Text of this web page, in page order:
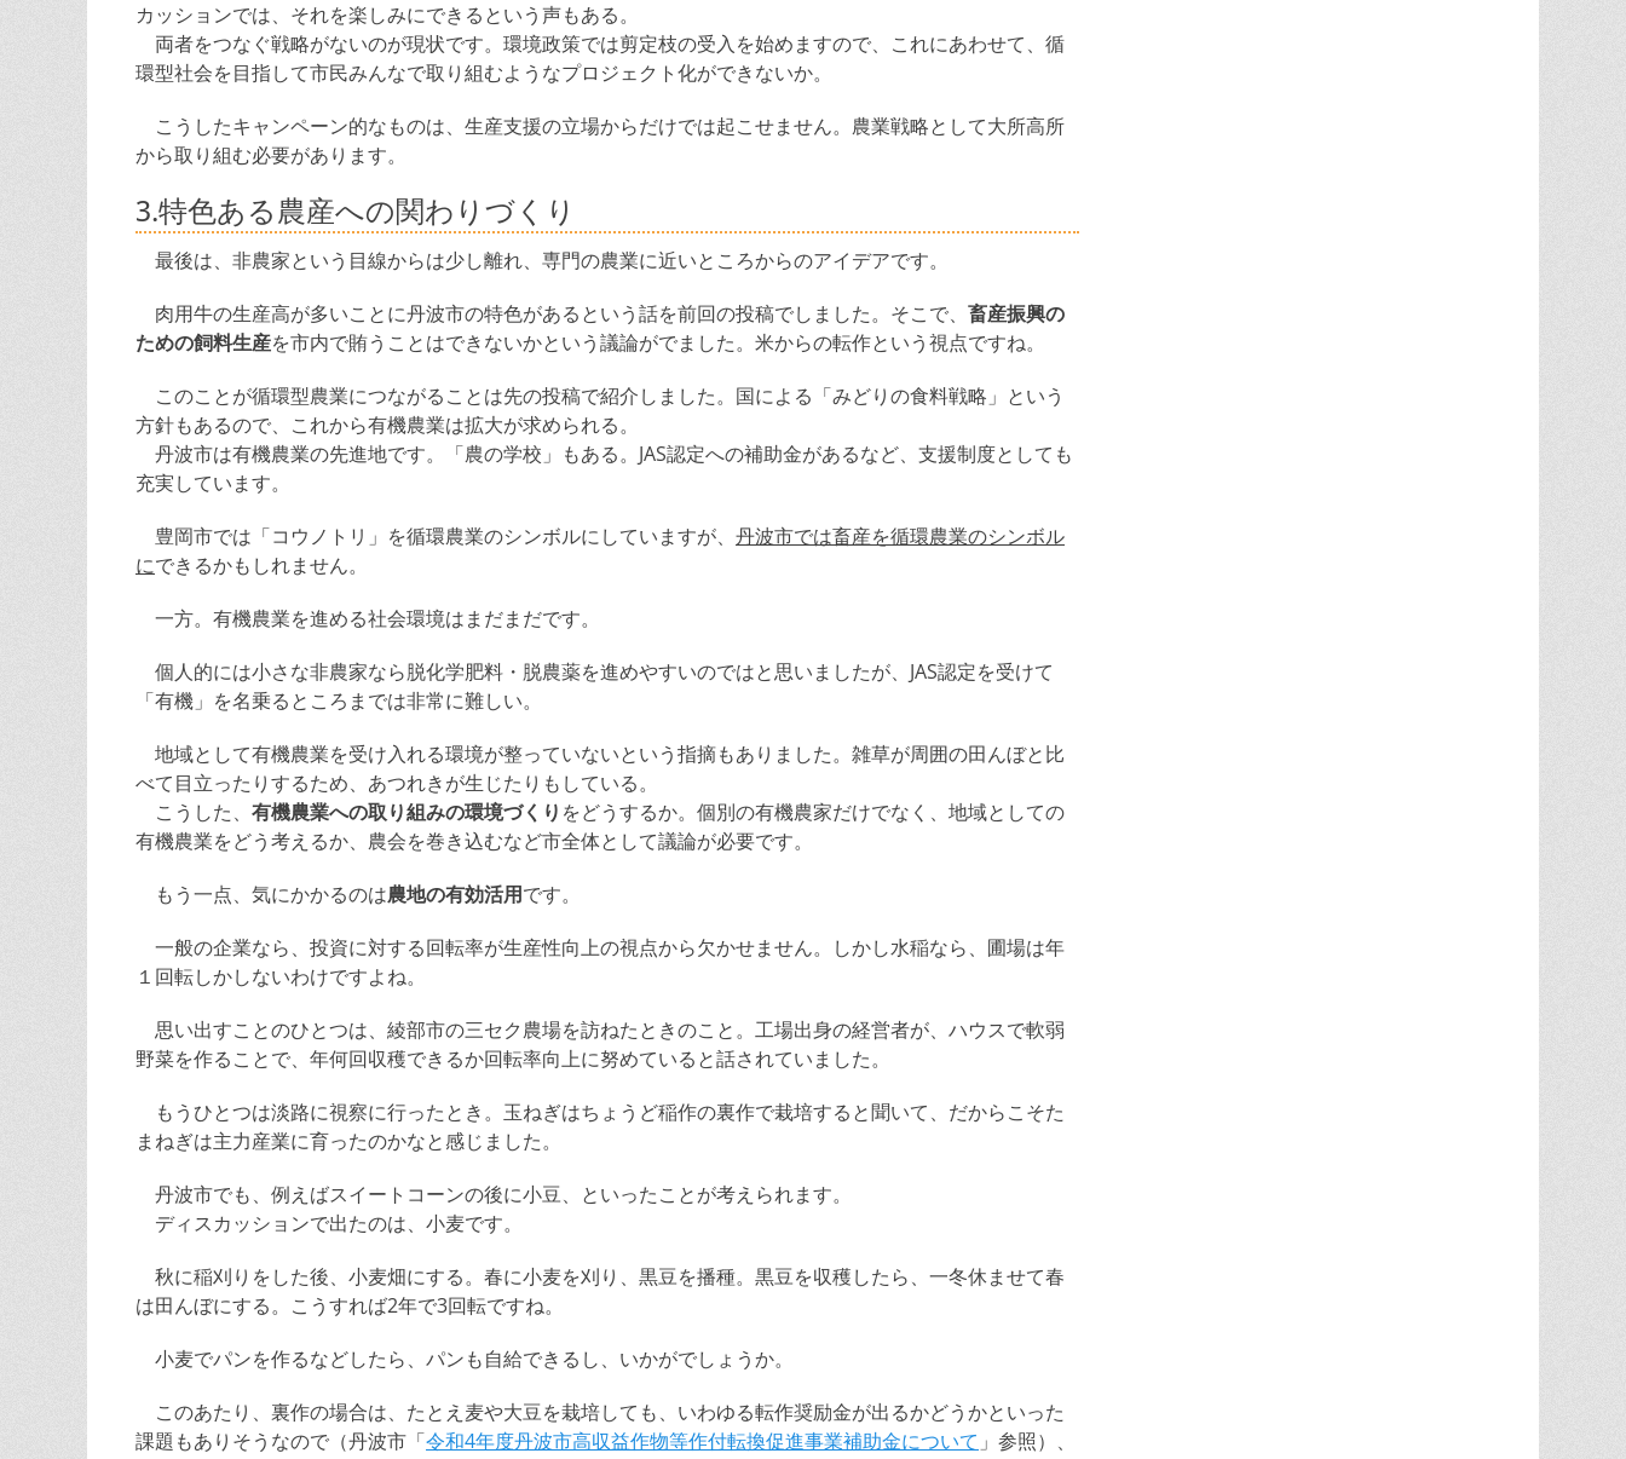
カッションでは、それを楽しみにできるという声もある。
両者をつなぐ戦略がないのが現状です。環境政策では剪定枝の受入を始めますので、これにあわせて、循
環型社会を目指して市民みんなで取り組むようなプロジェクト化ができないか。
こうしたキャンペーン的なものは、生産支援の立場からだけでは起こせません。農業戦略として大所高所
から取り組む必要があります。
3.特色ある農産への関わりづくり
最後は、非農家という目線からは少し離れ、専門の農業に近いところからのアイデアです。
肉用牛の生産高が多いことに丹波市の特色があるという話を前回の投稿でしました。そこで、 畜産振興の
ための飼料生産を市内で賄うことはできないかという議論がでました。米からの転作という視点ですね。
このことが循環型農業につながることは先の投稿で紹介しました。国による「みどりの食料戦略」という
方針もあるので、これから有機農業は拡大が求められる。
丹波市は有機農業の先進地です。「農の学校」もある。JAS認定への補助金があるなど、支援制度としても
充実しています。
豊岡市では「コウノトリ」を循環農業のシンボルにしていますが、 丹波市では畜産を循環農業のシンボル
にできるかもしれません。
一方。有機農業を進める社会環境はまだまだです。
個人的には小さな非農家なら脱化学肥料・脱農薬を進めやすいのではと思いましたが、JAS認定を受けて
「有機」を名乗るところまでは非常に難しい。
地域として有機農業を受け入れる環境が整っていないという指摘もありました。雑草が周囲の田んぼと比
べて目立ったりするため、あつれきが生じたりもしている。
こうした、 有機農業への取り組みの環境づくり をどうするか。個別の有機農家だけでなく、地域としての
有機農業をどう考えるか、農会を巻き込むなど市全体として議論が必要です。
もう一点、気にかかるのは農地の有効活用です。
一般の企業なら、投資に対する回転率が生産性向上の視点から欠かせません。しかし水稲なら、圃場は年
１回転しかしないわけですよね。
思い出すことのひとつは、綾部市の三セク農場を訪ねたときのこと。工場出身の経営者が、ハウスで軟弱
野菜を作ることで、年何回収穫できるか回転率向上に努めていると話されていました。
もうひとつは淡路に視察に行ったとき。玉ねぎはちょうど稲作の裏作で栽培すると聞いて、だからこそた
まねぎは主力産業に育ったのかなと感じました。
丹波市でも、例えばスイートコーンの後に小豆、といったことが考えられます。
ディスカッションで出たのは、小麦です。
秋に稲刈りをした後、小麦畑にする。春に小麦を刈り、黒豆を播種。黒豆を収穫したら、一冬休ませて春
は田んぼにする。こうすれば2年で3回転ですね。
小麦でパンを作るなどしたら、パンも自給できるし、いかがでしょうか。
このあたり、裏作の場合は、たとえ麦や大豆を栽培しても、いわゆる転作奨励金が出るかどうかといった
課題もありそうなので（丹波市「令和4年度丹波市高収益作物等作付転換促進事業補助金について 」参照）、